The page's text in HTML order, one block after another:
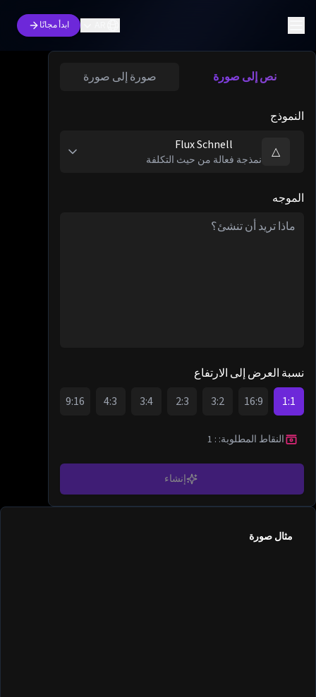
ابدأ مجانًا
نص إلى صورة صورة إلى صورة
النموذج
△
Flux Schnell
نمذجة فعالة من حيث التكلفة
الموجه
نسبة العرض إلى الارتفاع
1:1
16:9
3:2
2:3
3:4
4:3
9:16
النقاط المطلوبة: :
1
إنشاء
مثال صورة